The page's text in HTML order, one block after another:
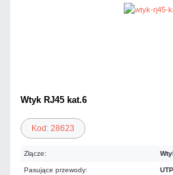
Wtyk RJ45 kat.6
Kod: 28623
Złącze:
Pasujące przewody: UTP